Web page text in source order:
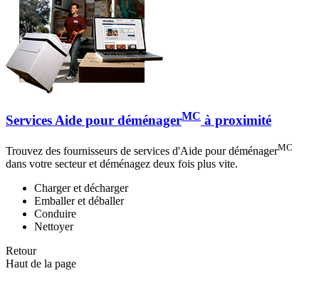
Services Aide pour déménagerMC à proximité
Trouvez des fournisseurs de services d'Aide pour déménagerMC
dans votre secteur et déménagez deux fois plus vite.
Charger et décharger
Emballer et déballer
Conduire
Nettoyer
Retour
Haut de la page